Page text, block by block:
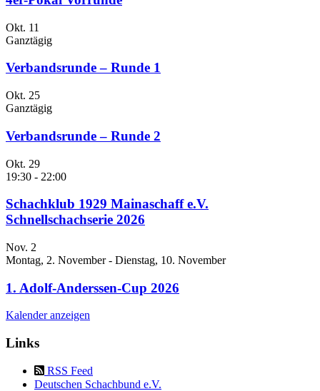
Okt. 11
Ganztägig
Verbandsrunde – Runde 1
Okt. 25
Ganztägig
Verbandsrunde – Runde 2
Okt. 29
19:30 - 22:00
Schachklub 1929 Mainaschaff e.V.
Schnellschachserie 2026
Nov. 2
Montag, 2. November- Dienstag, 10. November
1. Adolf-Anderssen-Cup 2026
Kalender anzeigen
Links
RSS Feed
Deutschen Schachbund e.V.